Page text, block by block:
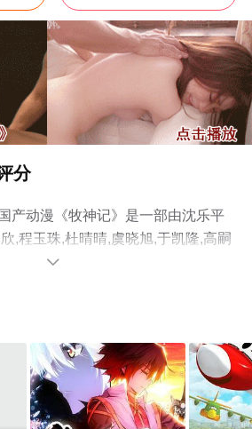
分
产动漫《牧神记》是一部由沈乐平
,程玉珠,杜晴晴,虞晓旭,于凯隆,高嗣
,唐昊等演员精彩演绎的中国大陆动
就来星辰电影网，更多相关剧情可
